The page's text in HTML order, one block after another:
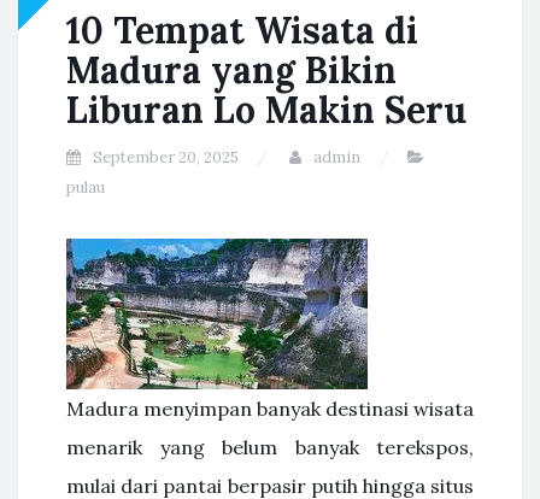
10 Tempat Wisata di
Madura yang Bikin
Liburan Lo Makin Seru
September 20, 2025
admin
pulau
Madura menyimpan banyak destinasi wisata
menarik yang belum banyak terekspos,
mulai dari pantai berpasir putih hingga situs